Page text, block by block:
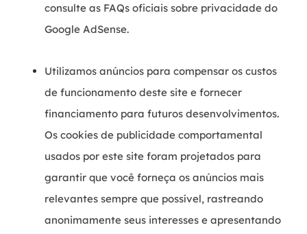
consulte as FAQs oficiais sobre privacidade do
Google AdSense.
Utilizamos anúncios para compensar os custos
de funcionamento deste site e fornecer
financiamento para futuros desenvolvimentos.
Os cookies de publicidade comportamental
usados ​​por este site foram projetados para
garantir que você forneça os anúncios mais
relevantes sempre que possível, rastreando
anonimamente seus interesses e apresentando